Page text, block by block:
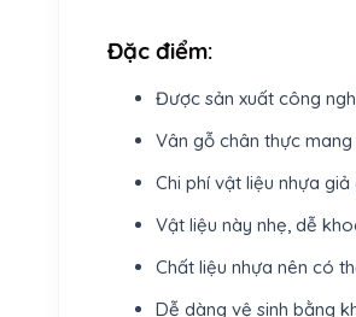
Đặc điểm:
Được sản xuất công
Vân gỗ chân thực
Chi phí vật liệu nhựa
Vật liệu này nhẹ, dễ
Chất liệu nhựa nên có
Dễ dàng vệ sinh bằng